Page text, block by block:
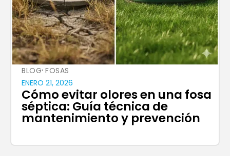
BLOG· FOSAS
ENERO 21, 2026
Cómo evitar olores en una fosa
séptica: Guía técnica de
mantenimiento y prevención